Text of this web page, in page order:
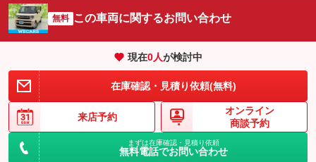
無料 この車両に関するお問い合わせ
現在0人が検討中
在庫確認・見積り依頼(無料)
来店予約
オンライン
商談予約
まずは在庫確認・見積り依頼
無料電話でお問い合わせ